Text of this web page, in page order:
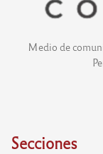
Medio de
Secciones